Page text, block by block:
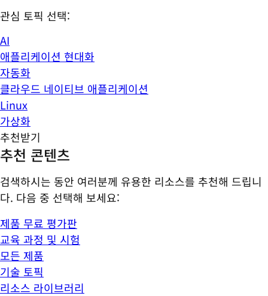
관심 토픽 선택:
AI
애플리케이션 현대화
자동화
클라우드 네이티브 애플리케이션
Linux
가상화
추천받기
추천 콘텐츠
검색하시는 동안 여러분께 유용한 리소스를 추천해 드립니
다. 다음 중 선택해 보세요:
제품 무료 평가판
교육 과정 및 시험
모든 제품
기술 토픽
리소스 라이브러리